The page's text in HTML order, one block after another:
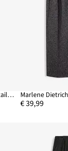
Pantalon met comfortabele tailleband
€ 39,99